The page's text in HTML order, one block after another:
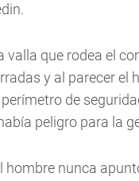
valla que rodea el
y al parecer el
de
peligro para la
hombre nunca